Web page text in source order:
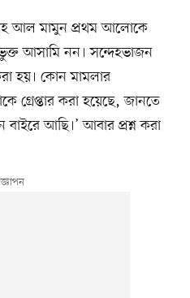
আল মামুন প্রথম আলোকে
আসামি নন। সন্দেহভাজন
হয়। কোন মামলার
গ্রেপ্তার করা হয়েছে, জানতে
আছি।’ আবার প্রশ্ন করা